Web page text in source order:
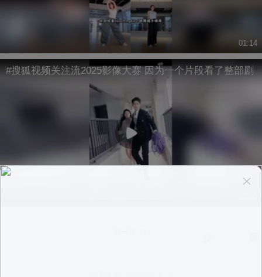
01:14
#搜狐视频关注流2025影像大赛 因为一个片段看了整部剧